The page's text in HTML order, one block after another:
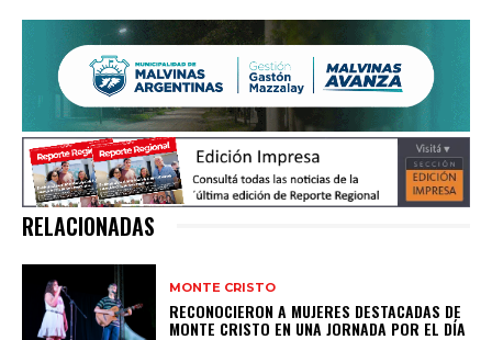
RELACIONADAS
MONTE CRISTO
RECONOCIERON A MUJERES DESTACADAS DE
MONTE CRISTO EN UNA JORNADA POR EL DÍA